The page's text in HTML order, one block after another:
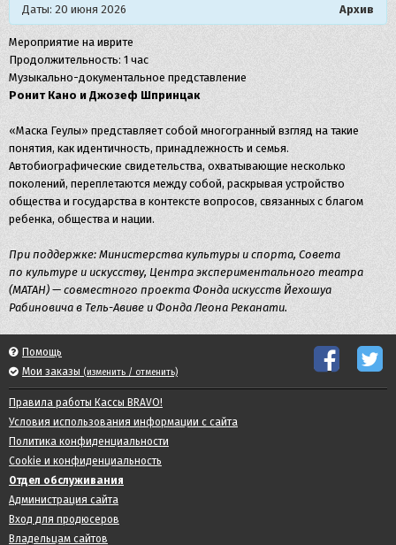
Архив
Даты: 20 июня 2026
Мероприятие на иврите
Продолжительность: 1 час
Музыкально-документальное представление
Ронит Кано и Джозеф Шпринцак
«Маска Геулы» представляет собой многогранный взгляд на такие
понятия, как идентичность, принадлежность и семья.
Автобиографические свидетельства, охватывающие несколько
поколений, переплетаются между собой, раскрывая устройство
общества и государства в контексте вопросов, связанных с благом
ребенка, общества и нации.
При поддержке: Министерства культуры и спорта, Совета
по культуре и искусству, Центра экспериментального театра
(МАТАН) — совместного проекта Фонда искусств Йехошуа
Рабиновича в Тель-Авиве и Фонда Леона Реканати.
Помощь
Мои заказы (изменить / отменить)
Правила работы Кассы BRAVO!
Условия использования информации с сайта
Политика конфиденциальности
Cookie и конфиденциальность
Отдел обслуживания
Администрация сайта
Вход для продюсеров
Владельцам сайтов